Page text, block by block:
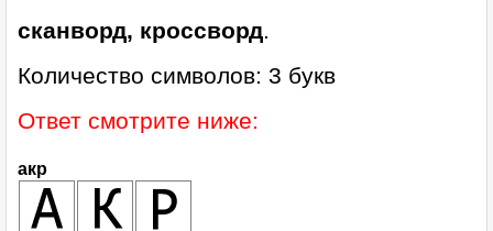
сканворд, кроссворд.
Количество символов: 3 букв
Ответ смотрите ниже:
акр